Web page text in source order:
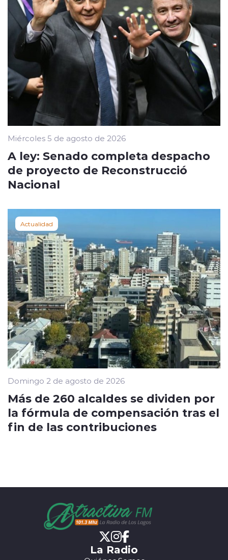
Miércoles 5 de agosto de 2026
A ley: Senado completa despacho
de proyecto de Reconstrucció
Nacional
Actualidad
Domingo 2 de agosto de 2026
Más de 260 alcaldes se dividen por
la fórmula de compensación tras el
fin de las contribuciones
La Radio